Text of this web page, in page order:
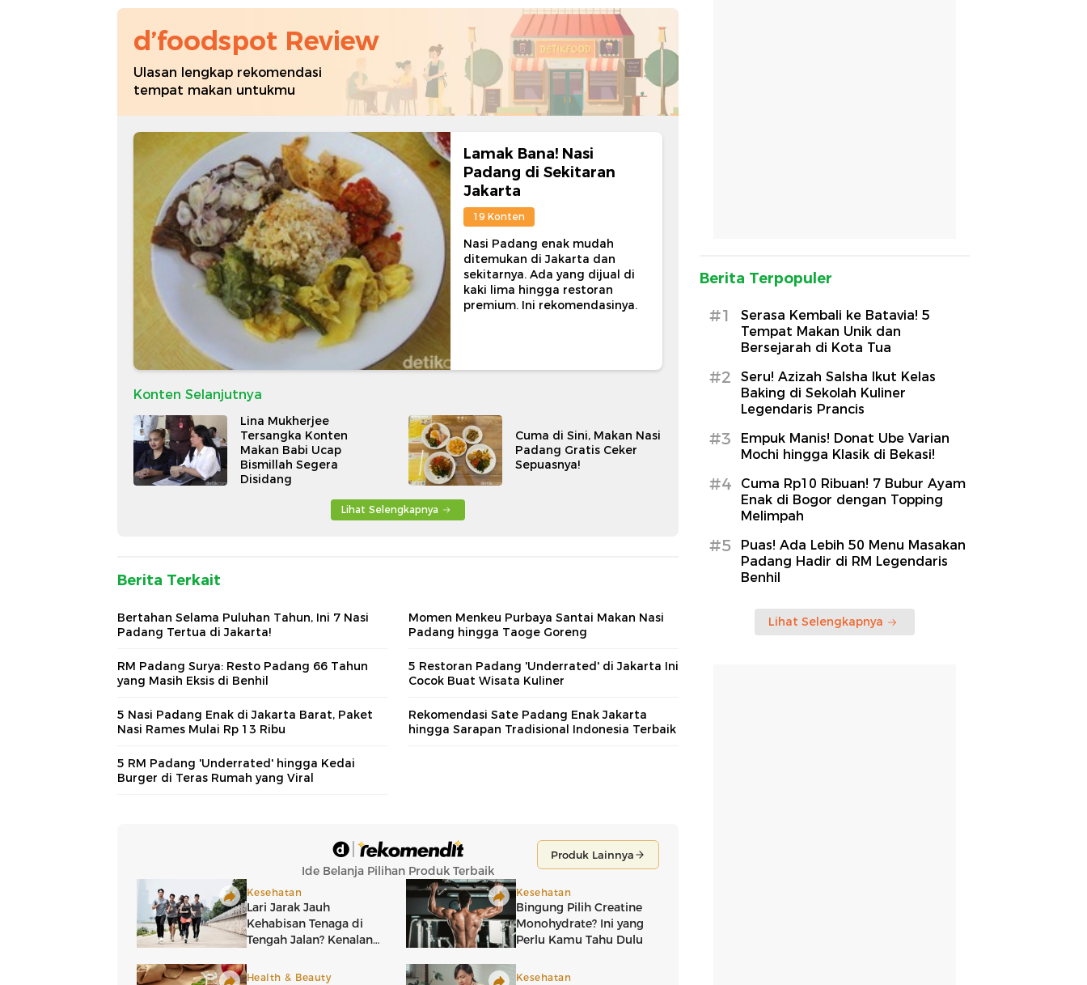
d’foodspot Review
Ulasan lengkap rekomendasi
tempat makan untukmu
Lamak Bana! Nasi
Padang di Sekitaran
Jakarta
19 Konten
Nasi Padang enak mudah
ditemukan di Jakarta dan
sekitarnya. Ada yang dijual di
kaki lima hingga restoran
premium. Ini rekomendasinya.
Konten Selanjutnya
Lina Mukherjee
Tersangka Konten
Makan Babi Ucap
Bismillah Segera
Disidang
Cuma di Sini, Makan Nasi
Padang Gratis Ceker
Sepuasnya!
Lihat Selengkapnya
Berita Terkait
Bertahan Selama Puluhan Tahun, Ini 7 Nasi
Padang Tertua di Jakarta!
Momen Menkeu Purbaya Santai Makan Nasi
Padang hingga Taoge Goreng
RM Padang Surya: Resto Padang 66 Tahun
yang Masih Eksis di Benhil
5 Restoran Padang 'Underrated' di Jakarta Ini
Cocok Buat Wisata Kuliner
5 Nasi Padang Enak di Jakarta Barat, Paket
Nasi Rames Mulai Rp 13 Ribu
Rekomendasi Sate Padang Enak Jakarta
hingga Sarapan Tradisional Indonesia Terbaik
5 RM Padang 'Underrated' hingga Kedai
Burger di Teras Rumah yang Viral
Berita Terpopuler
#1
Serasa Kembali ke Batavia! 5
Tempat Makan Unik dan
Bersejarah di Kota Tua
#2
Seru! Azizah Salsha Ikut Kelas
Baking di Sekolah Kuliner
Legendaris Prancis
#3
Empuk Manis! Donat Ube Varian
Mochi hingga Klasik di Bekasi!
#4
Cuma Rp10 Ribuan! 7 Bubur Ayam
Enak di Bogor dengan Topping
Melimpah
#5
Puas! Ada Lebih 50 Menu Masakan
Padang Hadir di RM Legendaris
Benhil
Lihat Selengkapnya